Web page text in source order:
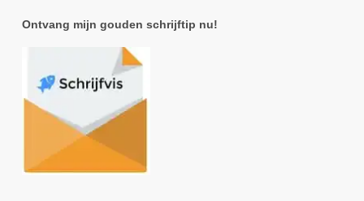
Ontvang mijn gouden schrijftip nu!